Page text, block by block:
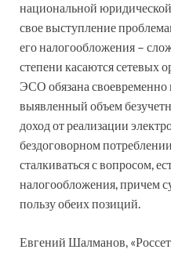
национальной
свое выступление
его налогообложения –
степени касаются сетевых
ЭСО обязана
выявленный объем
доход от реализации
бездоговорном
сталкиваться с вопросом,
налогообложения, причем
пользу обеих позиций.
Евгений Шалманов,